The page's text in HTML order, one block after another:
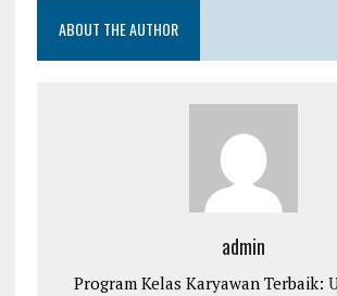
ABOUT THE AUTHOR
admin
Program Kelas Karyawan Terbaik: